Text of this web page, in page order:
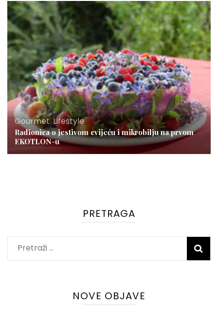
Gourmet,Lifestyle
Radionica o jestivom cvijeću i mikrobilju na prvom
EKOTLON-u
PRETRAGA
Pretraži:
NOVE OBJAVE